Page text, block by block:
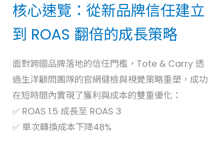
核心速覽：從新品牌信任建立
到 ROAS 翻倍的成長策略
面對跨國品牌落地的信任門檻，Tote & Carry 透
過生洋顧問團隊的官網健檢與視覺策略重塑，成功
在短時間內實現了獲利與成本的雙重優化：
✅ ROAS 1.5 成長至 ROAS 3
✅ 單次轉換成本下降48%